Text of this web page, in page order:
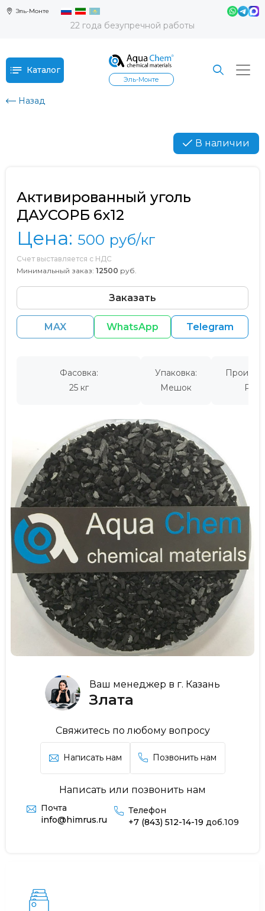
Эль-Монте
22 года безупречной работы
Каталог
Эль-Монте
Назад
В наличии
Ваш менеджер в г. Казань
Злата
Свяжитесь по любому вопросу
Написать нам Позвонить нам
Написать или позвонить нам
Почта
info@himrus.ru
Телефон
+7 (843) 512-14-19 доб.109
Активированный уголь
ДАУСОРБ 6х12
Цена: 500 руб/кг
Счет выставляется с НДС
Минимальный заказ: 12500 руб.
Заказать
MAX WhatsApp Telegram
Фасовка:
25 кг
Упаковка:
Мешок